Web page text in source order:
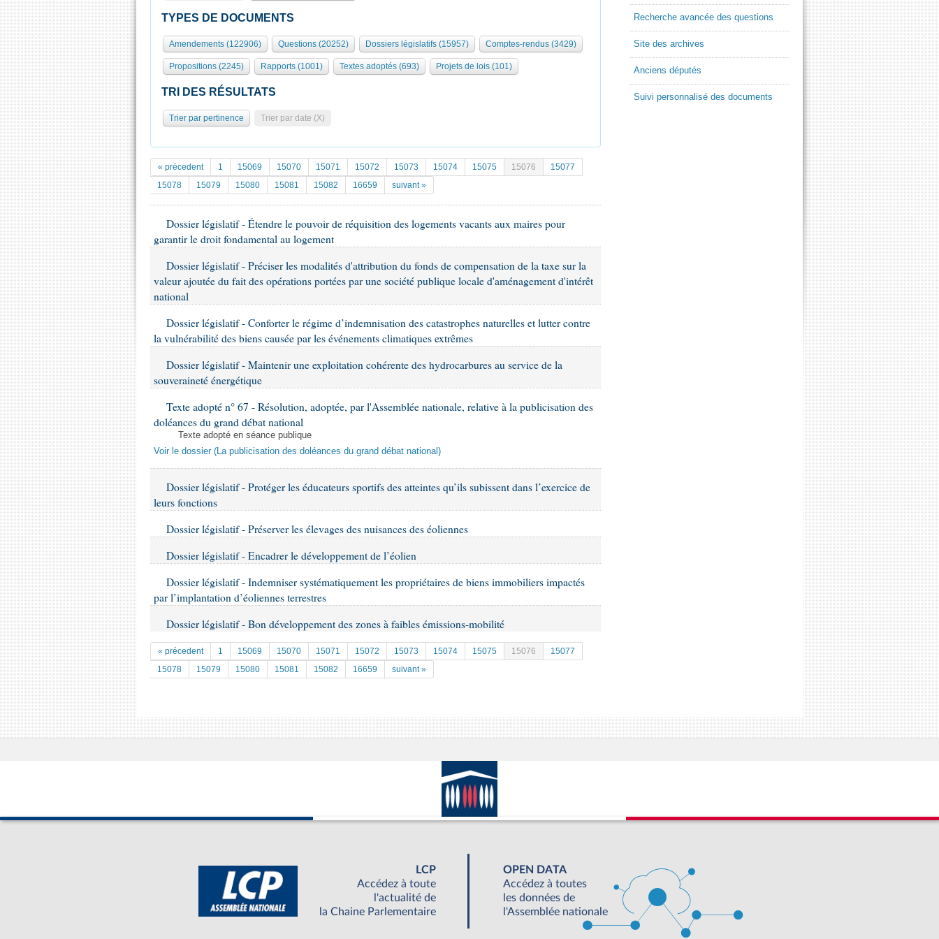
TYPES DE DOCUMENTS
Amendements (122906) Questions (20252) Dossiers législatifs (15957) Comptes-rendus (3429)
Propositions (2245) Rapports (1001) Textes adoptés (693) Projets de lois (101)
TRI DES RÉSULTATS
Trier par pertinence Trier par date (X)
« précedent 1 15069 15070 15071 15072 15073 15074 15075 15076
15077
15078
15079 15080 15081 15082 16659 suivant »
Dossier législatif - Étendre le pouvoir de réquisition des logements vacants aux maires pour
garantir le droit fondamental au logement
Dossier législatif - Préciser les modalités d'attribution du fonds de compensation de la taxe sur la
valeur ajoutée du fait des opérations portées par une société publique locale d'aménagement d'intérêt
national
Dossier législatif - Conforter le régime d’indemnisation des catastrophes naturelles et lutter contre
la vulnérabilité des biens causée par les événements climatiques extrêmes
Dossier législatif - Maintenir une exploitation cohérente des hydrocarbures au service de la
souveraineté énergétique
Texte adopté n° 67 - Résolution, adoptée, par l'Assemblée nationale, relative à la publicisation des
doléances du grand débat national
Texte adopté en séance publique
Voir le dossier (La publicisation des doléances du grand débat national)
Dossier législatif - Protéger les éducateurs sportifs des atteintes qu’ils subissent dans l’exercice de
leurs fonctions
Dossier législatif - Préserver les élevages des nuisances des éoliennes
Dossier législatif - Encadrer le développement de l’éolien
Dossier législatif - Indemniser systématiquement les propriétaires de biens immobiliers impactés
par l’implantation d’éoliennes terrestres
Dossier législatif - Bon développement des zones à faibles émissions-mobilité
« précedent 1 15069 15070 15071 15072 15073 15074 15075 15076
15077
15078
15079 15080 15081 15082 16659 suivant »
Recherche avancée des questions
Site des archives
Anciens députés
Suivi personnalisé des documents
LCP
Accédez à toute
l'actualité de
la Chaine Parlementaire
OPEN DATA
Accédez à toutes
les données de
l'Assemblée nationale